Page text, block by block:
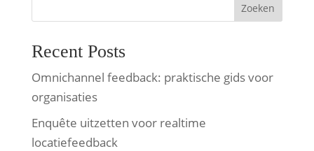
Zoeken
Recent Posts
Omnichannel feedback: praktische gids voor
organisaties
Enquête uitzetten voor realtime
locatiefeedback